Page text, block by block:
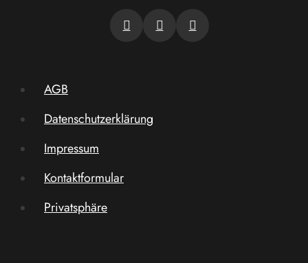
AGB
Datenschutzerklärung
Impressum
Kontaktformular
Privatsphäre